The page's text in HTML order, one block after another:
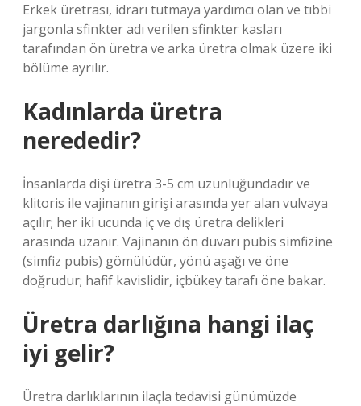
Erkek üretrası, idrarı tutmaya yardımcı olan ve tıbbi
jargonla sfinkter adı verilen sfinkter kasları
tarafından ön üretra ve arka üretra olmak üzere iki
bölüme ayrılır.
Kadınlarda üretra
nerededir?
İnsanlarda dişi üretra 3-5 cm uzunluğundadır ve
klitoris ile vajinanın girişi arasında yer alan vulvaya
açılır; her iki ucunda iç ve dış üretra delikleri
arasında uzanır. Vajinanın ön duvarı pubis simfizine
(simfiz pubis) gömülüdür, yönü aşağı ve öne
doğrudur; hafif kavislidir, içbükey tarafı öne bakar.
Üretra darlığına hangi ilaç
iyi gelir?
Üretra darlıklarının ilaçla tedavisi günümüzde